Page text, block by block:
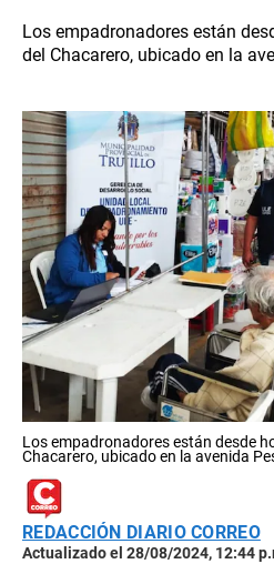
Los empadronadores están
del Chacarero, ubicado en la
Los empadronadores están desde
Chacarero, ubicado en la avenida
REDACCIÓN DIARIO CORREO
Actualizado el 28/08/2024, 12:44